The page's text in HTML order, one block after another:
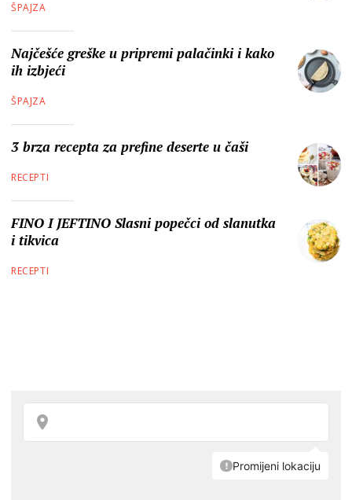
ŠPAJZA
Najčešće greške u pripremi palačinki i kako
ih izbjeći
ŠPAJZA
3 brza recepta za prefine deserte u čaši
RECEPTI
FINO I JEFTINO Slasni popečci od slanutka
i tikvica
RECEPTI